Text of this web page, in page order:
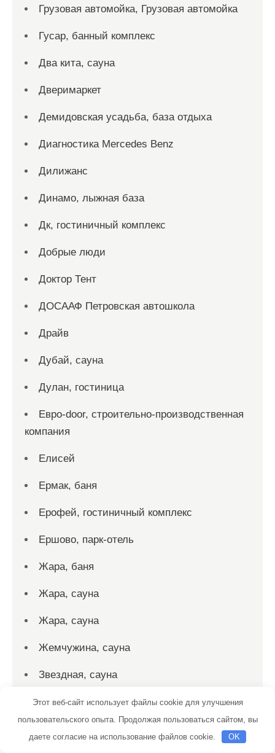
Грузовая автомойка, Грузовая автомойка
Гусар, банный комплекс
Два кита, сауна
Дверимаркет
Демидовская усадьба, база отдыха
Диагностика Mercedes Benz
Дилижанс
Динамо, лыжная база
Дк, гостиничный комплекс
Добрые люди
Доктор Тент
ДОСААФ Петровская автошкола
Драйв
Дубай, сауна
Дулан, гостиница
Евро-door, строительно-производственная
компания
Елисей
Ермак, баня
Ерофей, гостиничный комплекс
Ершово, парк-отель
Жара, баня
Жара, сауна
Жара, сауна
Жемчужина, сауна
Звездная, сауна
Звёздное Небо, сауна
Этот веб-сайт использует файлы cookie для улучшения
пользовательского опыта. Продолжая пользоваться сайтом, вы
даете согласие на использование файлов cookie.
OK